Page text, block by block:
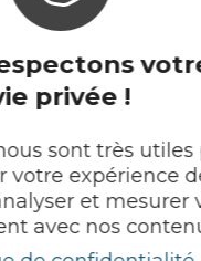
privée !
sont très utiles
votre expérience
et mesurer
avec nos
et adaptée à
patrimoine